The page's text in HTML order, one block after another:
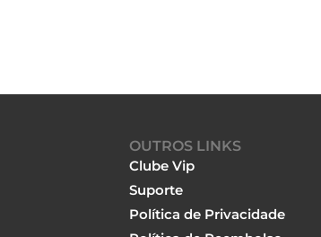
OUTROS LINKS
Clube Vip
Suporte
Política de Privacidade